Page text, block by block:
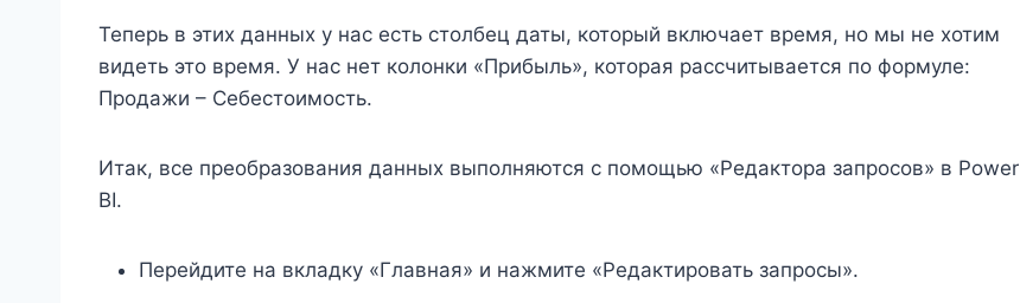
Теперь в этих данных у нас есть столбец даты, который включает время, но мы не хотим
видеть это время. У нас нет колонки «Прибыль», которая рассчитывается по формуле:
Продажи – Себестоимость.
Итак, все преобразования данных выполняются с помощью «Редактора запросов» в Power
BI.
Перейдите на вкладку «Главная» и нажмите «Редактировать запросы».